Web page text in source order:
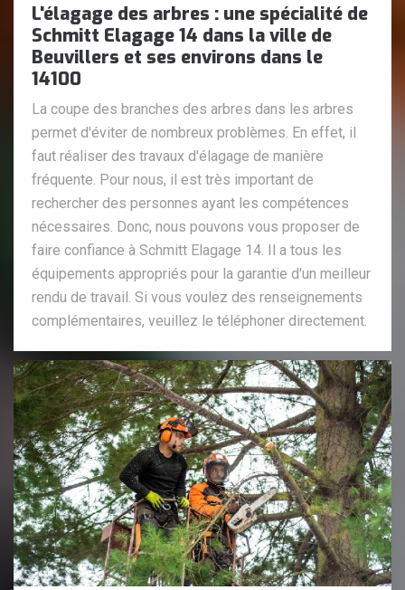
L'élagage des arbres : une spécialité de
Schmitt Elagage 14 dans la ville de
Beuvillers et ses environs dans le
14100
La coupe des branches des arbres dans les arbres
permet d'éviter de nombreux problèmes. En effet, il
faut réaliser des travaux d'élagage de manière
fréquente. Pour nous, il est très important de
rechercher des personnes ayant les compétences
nécessaires. Donc, nous pouvons vous proposer de
faire confiance à Schmitt Elagage 14. Il a tous les
équipements appropriés pour la garantie d'un meilleur
rendu de travail. Si vous voulez des renseignements
complémentaires, veuillez le téléphoner directement.